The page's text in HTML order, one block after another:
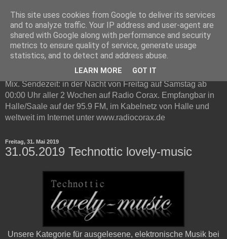
Technottic auf Radio Corax
Technottic ist eine Radioshow auf Radio Corax. Im
Mittelpunkt steht elektronische Musik. Neben Infos und
Neuvorstellungen gibt es in jeder Live-Sendung ein Gast DJ
Mix. Sendezeit: in der Nacht von Freitag auf Samstag ab
00:00 Uhr aller 2 Wochen auf Radio Corax. Empfangbar in
Halle/Saale auf der 95.9 FM, im Kabelnetz von Halle und
weltweit im Internet unter www.radiocorax.de
Freitag, 31. Mai 2019
31.05.2019 Technottic lovely-music
Unsere Kategorie für ausgelesene, elektronische Musik bei
This site uses cookies from Google to deliver its services
and to analyze traffic. Your IP address and user-agent are
shared with Google along with performance and security
metrics to ensure quality of service, generate usage
statistics, and to detect and address abuse.
LEARN MORE GOT IT